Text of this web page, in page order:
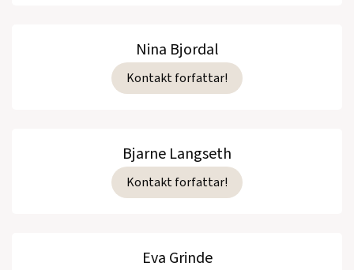
Nina Bjordal
Kontakt forfattar!
Bjarne Langseth
Kontakt forfattar!
Eva Grinde